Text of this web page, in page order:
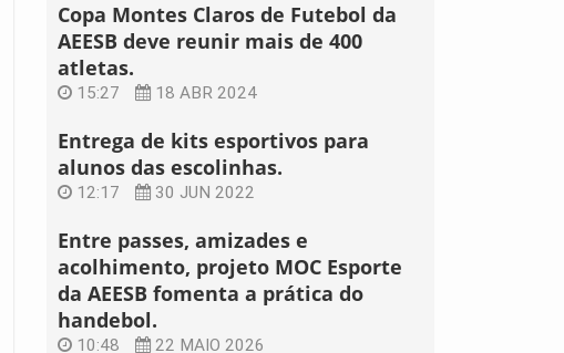
Copa Montes Claros de Futebol da
AEESB deve reunir mais de 400
atletas.
15:27 18 ABR 2024
Entrega de kits esportivos para
alunos das escolinhas.
12:17 30 JUN 2022
Entre passes, amizades e
acolhimento, projeto MOC Esporte
da AEESB fomenta a prática do
handebol.
10:48 22 MAIO 2026